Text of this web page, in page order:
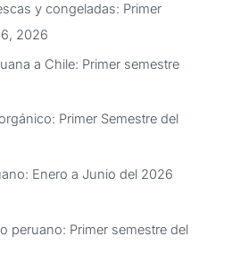
y congeladas: Primer
2026
a Chile: Primer semestre
Primer Semestre del
Enero a Junio del 2026
peruano: Primer semestre del